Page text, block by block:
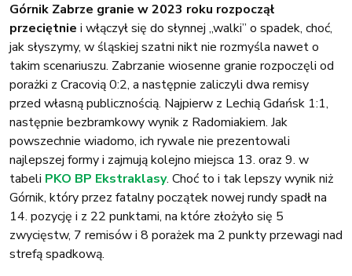
Górnik Zabrze granie w 2023 roku rozpoczął
przeciętnie i włączył się do słynnej „walki” o spadek, choć,
jak słyszymy, w śląskiej szatni nikt nie rozmyśla nawet o
takim scenariuszu. Zabrzanie wiosenne granie rozpoczęli od
porażki z Cracovią 0:2, a następnie zaliczyli dwa remisy
przed własną publicznością. Najpierw z Lechią Gdańsk 1:1,
następnie bezbramkowy wynik z Radomiakiem. Jak
powszechnie wiadomo, ich rywale nie prezentowali
najlepszej formy i zajmują kolejno miejsca 13. oraz 9. w
tabeli PKO BP Ekstraklasy. Choć to i tak lepszy wynik niż
Górnik, który przez fatalny początek nowej rundy spadł na
14. pozycję i z 22 punktami, na które złożyło się 5
zwycięstw, 7 remisów i 8 porażek ma 2 punkty przewagi nad
strefą spadkową.